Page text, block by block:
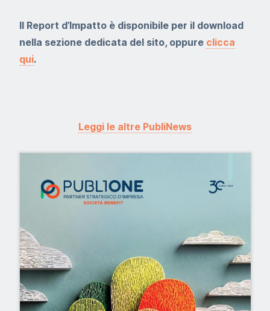
Il Report d’Impatto è disponibile per il download
nella sezione dedicata del sito, oppure clicca
qui.
Leggi le altre PubliNews